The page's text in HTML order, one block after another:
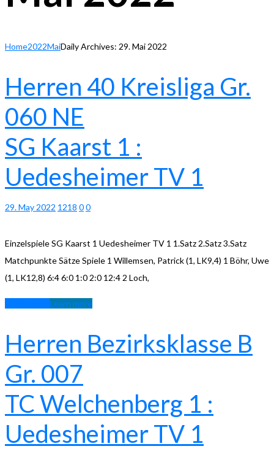
Home2022MaiDaily Archives: 29. Mai 2022
Herren 40 Kreisliga Gr.
060 NE
SG Kaarst 1 :
Uedesheimer TV 1
29. May 2022 1218 00
Einzelspiele SG Kaarst 1 Uedesheimer TV 1 1.Satz 2.Satz 3.Satz
Matchpunkte Sätze Spiele 1 Willemsen, Patrick (1, LK9,4) 1 Böhr, Uwe
(1, LK12,8) 6:4 6:0 1:0 2:0 12:4 2 Loch,
Learn more
Herren Bezirksklasse B
Gr. 007
TC Welchenberg 1 :
Uedesheimer TV 1